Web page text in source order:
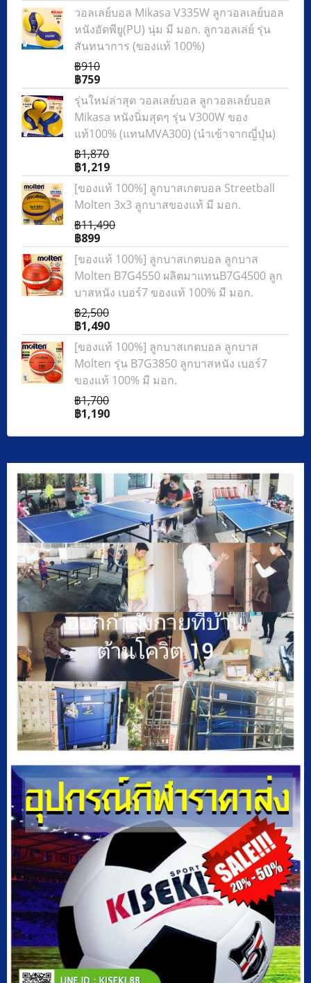
วอลเลย์บอล Mikasa V335W ลูกวอลเลย์บอล
หนังอัดพียู(PU) นุ่ม มี มอก. ลูกวอลเล่ย์ รุ่น
สันทนาการ (ของแท้ 100%)
฿910
฿759
รุ่นใหม่ล่าสุด วอลเลย์บอล ลูกวอลเลย์บอล
Mikasa หนังนิ่มสุดๆ รุ่น V300W ของ
แท้100% (แทนMVA300) (นำเข้าจากญี่ปุ่น)
฿1,870
฿1,219
[ของแท้ 100%] ลูกบาสเกตบอล Streetball
Molten 3x3 ลูกบาสของแท้ มี มอก.
฿11,490
฿899
[ของแท้ 100%] ลูกบาสเกตบอล ลูกบาส
Molten B7G4550 ผลิตมาแทนB7G4500 ลูก
บาสหนัง เบอร์7 ของแท้ 100% มี มอก.
฿2,500
฿1,490
[ของแท้ 100%] ลูกบาสเกตบอล ลูกบาส
Molten รุ่น B7G3850 ลูกบาสหนัง เบอร์7
ของแท้ 100% มี มอก.
฿1,700
฿1,190